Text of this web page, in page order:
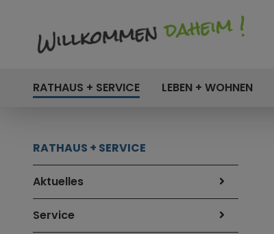
RATHAUS + SERVICE LEBEN + WOHNEN
RATHAUS + SERVICE
Aktuelles
Service